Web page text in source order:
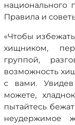
национального
Правила и
«Чтобы
хищником,
группой,
возможность
с вами. Увидев
можете,
пытайтесь
неудержимое